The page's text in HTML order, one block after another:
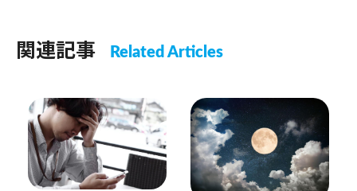
関連記事 Related Articles